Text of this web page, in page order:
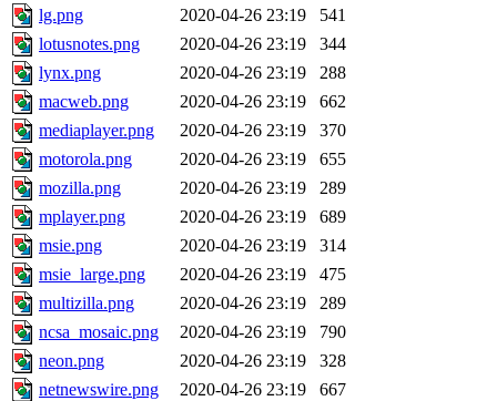
lg.png
2020-04-26 23:19
541
lotusnotes.png
2020-04-26 23:19
344
lynx.png
2020-04-26 23:19
288
macweb.png
2020-04-26 23:19
662
mediaplayer.png
2020-04-26 23:19
370
motorola.png
2020-04-26 23:19
655
mozilla.png
2020-04-26 23:19
289
mplayer.png
2020-04-26 23:19
689
msie.png
2020-04-26 23:19
314
msie_large.png
2020-04-26 23:19
475
multizilla.png
2020-04-26 23:19
289
ncsa_mosaic.png
2020-04-26 23:19
790
neon.png
2020-04-26 23:19
328
netnewswire.png
2020-04-26 23:19
667